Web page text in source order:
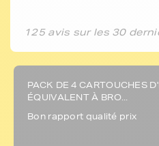
125 avis sur les 30
PACK DE 4 CARTOUCHES
ÉQUIVALENT À BRO...
Bon rapport qualité prix